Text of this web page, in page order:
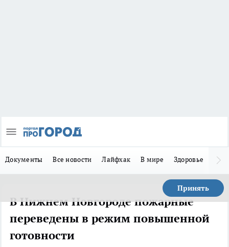
Документы Все новости Лайфхак В мире Здоровье
Принять
В Нижнем Новгороде пожарные
переведены в режим повышенной
готовности